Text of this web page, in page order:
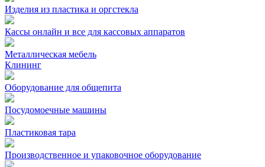
Изделия из пластика и оргстекла
Кассы онлайн и все для кассовых аппаратов
Металлическая мебель
Клининг
Оборудование для общепита
Посудомоечные машины
Пластиковая тара
Производственное и упаковочное оборудование